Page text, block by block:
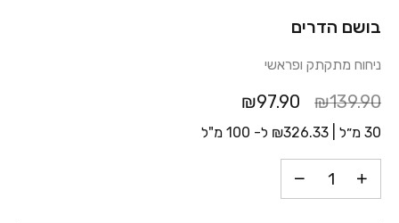
בושם הדרים
ניחוח מתקתק ופראשי
₪139.90
₪97.90
30 מ״ל | ₪326.33 ל- 100 מ"ל
כמות בושם הדרים